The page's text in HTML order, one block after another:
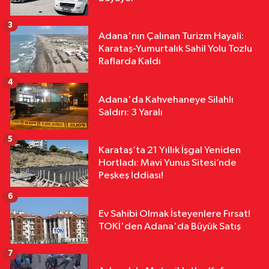
Asayiş
13:49Yolcu Otobüsü Kamyonete
Adana'nın Çalınan Turizm Hayali:
Karataş-Yumurtalık Sahil Yolu Tozlu
Raflarda Kaldı
3
Adana'da Kahvehaneye Silahlı
Saldırı: 3 Yaralı
4
Karataş’ta 21 Yıllık İşgal Yeniden
Hortladı: Mavi Yunus Sitesi’nde
Peşkeş İddiası!
5
Ev Sahibi Olmak İsteyenlere Fırsat!
TOKİ'den Adana'da Büyük Satış
6
7